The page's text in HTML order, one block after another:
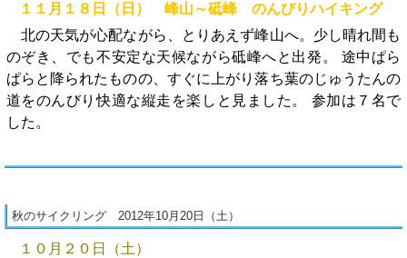
１１月１８日（日） 峰山～砥峰 のんびりハイキング
北の天気が心配ながら、とりあえず峰山へ。少し晴れ間も
のぞき、でも不安定な天候ながら砥峰へと出発。 途中ぱら
ぱらと降られたものの、すぐに上がり落ち葉のじゅうたんの
道をのんびり快適な縦走を楽しと見ました。 参加は７名で
した。
秋のサイクリング 2012年10月20日（土）
１０月２０日（土）